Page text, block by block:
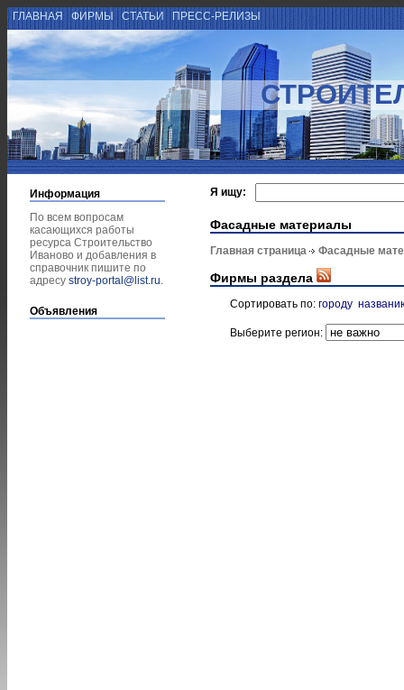
ГЛАВНАЯ ФИРМЫ СТАТЬИ ПРЕСС-РЕЛИЗЫ
Информация
По всем вопросам
касающихся работы
ресурса Строительство
Иваново и добавления в
справочник пишите по
адресу stroy-portal@list.ru.
Объявления
Я ищу:
Фасадные материалы
Главная страница Фасадные
Фирмы раздела
Сортировать по: городу
Выберите регион: